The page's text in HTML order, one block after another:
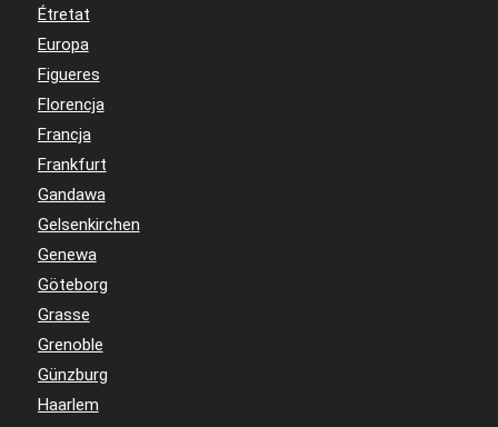
Étretat
Europa
Figueres
Florencja
Francja
Frankfurt
Gandawa
Gelsenkirchen
Genewa
Göteborg
Grasse
Grenoble
Günzburg
Haarlem